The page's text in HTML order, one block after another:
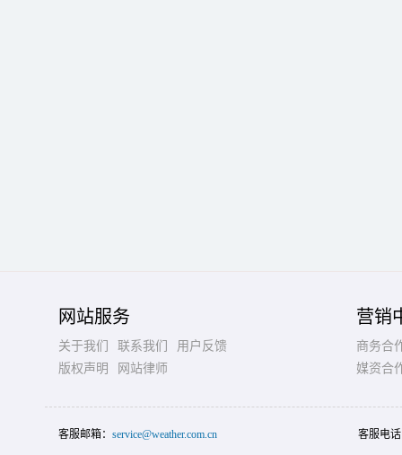
网站服务
关于我们 联系我们
用户反馈
版权声明
网站律师
营销
商务合
媒资合
客服邮箱： service@weather.com.cn 客服电